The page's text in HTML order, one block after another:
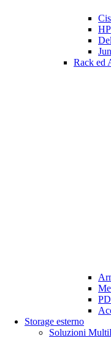
HP
Rack ed
Storage esterno
Soluzioni